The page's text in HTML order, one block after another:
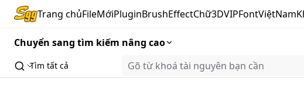
Trang chủFileMớiPluginBrushEffectChữ3DVIPFontViệtNam
Chuyển sang tìm kiếm nâng cao
Tìm tất cả